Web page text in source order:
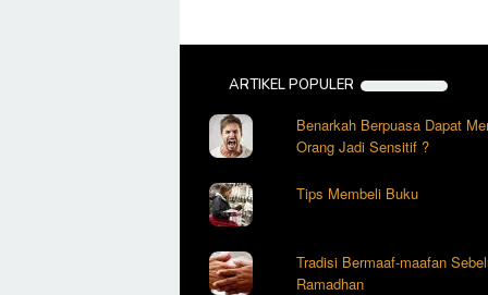
ARTIKEL POPULER
Benarkah Berpuasa Dapat
Orang Jadi Sensitif ?
Tips Membeli Buku
Tradisi Bermaaf-maafan
Ramadhan